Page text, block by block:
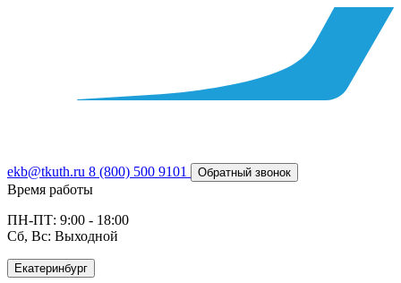
ekb@tkuth.ru 8 (800) 500 9101 Обратный звонок
Время работы
ПН-ПТ: 9:00 - 18:00
Сб, Вс: Выходной
Екатеринбург